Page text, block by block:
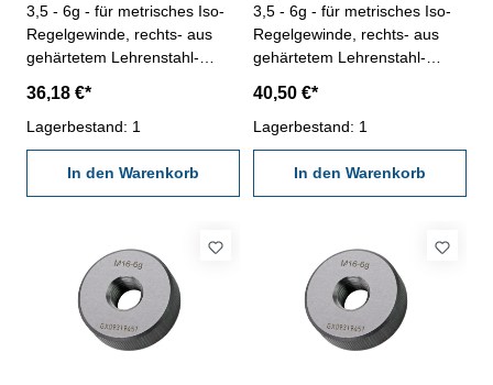
3,5 - 6g - für metrisches Iso-
Regelgewinde, rechts- aus
gehärtetem Lehrenstahl-
Nennmaß: M 30 x 3,5
36,18 €*
Lagerbestand: 1
In den Warenkorb
3,5 - 6g - für metrisches Iso-
Regelgewinde, rechts- aus
gehärtetem Lehrenstahl-
Nennmaß: M 33 x 3,5
40,50 €*
Lagerbestand: 1
In den Warenkorb